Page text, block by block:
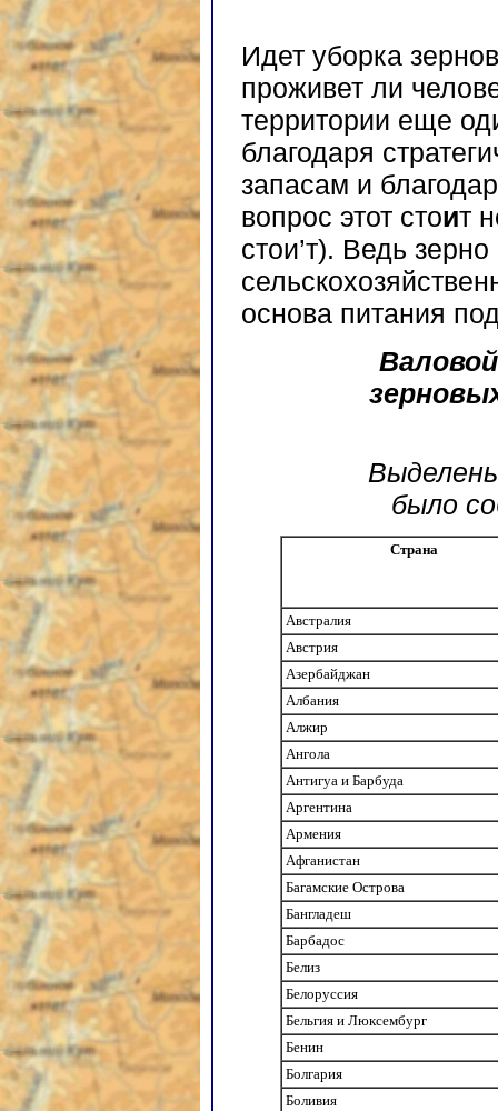
Идет уборка
проживет ли
территории еще
благодаря
запасам и
вопрос этот стоит
стои’т). Ведь
основа питания
было
Страна
Австралия
Австрия
Азербайджан
Албания
Алжир
Ангола
Антигуа и Барбуда
Аргентина
Армения
Афганистан
Багамские Острова
Бангладеш
Барбадос
Белиз
Белоруссия
Бельгия и Люксембург
Бенин
Болгария
Боливия